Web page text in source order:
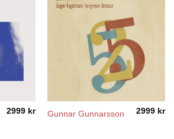
2999 kr Gunnar Gunnarsson 2999 kr